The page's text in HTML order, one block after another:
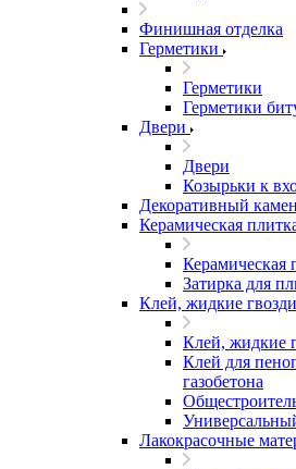
Финишная отделка
Герметики
Герметики
Герметики
Двери
Двери
Козырьки к
Декоративный
Керамическая
Керамическая
Затирка для
Клей, жидкие гвозди
Клей, жидкие
Клей для
газобетона
Лакокрасочные